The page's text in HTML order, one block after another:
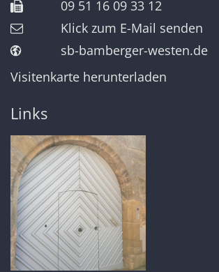
09 51 16 09 33 12
Klick zum E-Mail senden
sb-bamberger-westen.de
Visitenkarte herunterladen
Links